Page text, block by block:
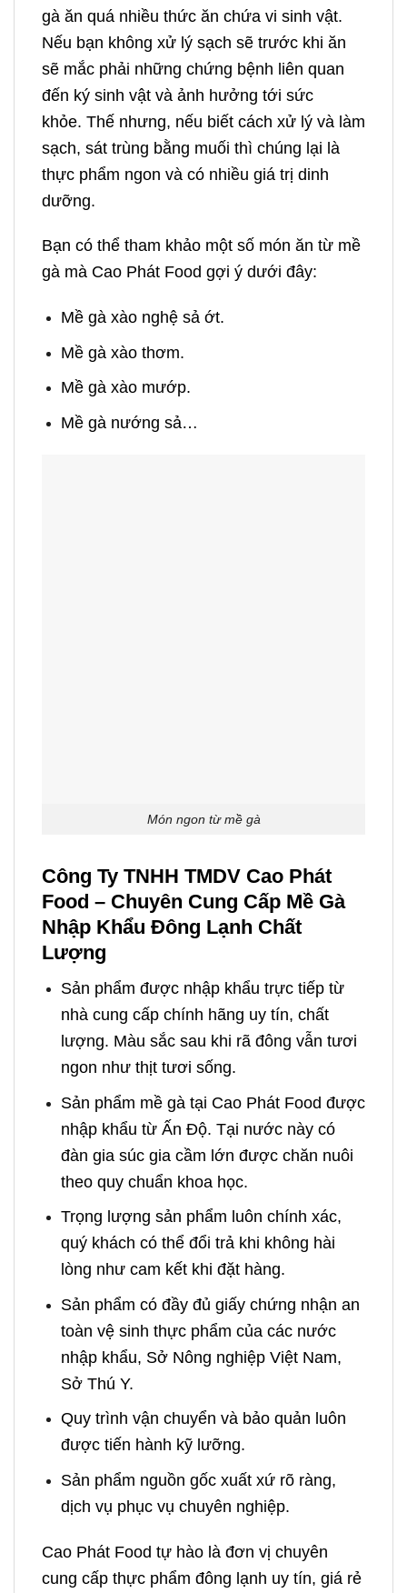
gà ăn quá nhiều thức ăn chứa vi sinh vật.
Nếu bạn không xử lý sạch sẽ trước khi ăn
sẽ mắc phải những chứng bệnh liên quan
đến ký sinh vật và ảnh hưởng tới sức
khỏe. Thế nhưng, nếu biết cách xử lý và làm
sạch, sát trùng bằng muối thì chúng lại là
thực phẩm ngon và có nhiều giá trị dinh
dưỡng.
Bạn có thể tham khảo một số món ăn từ mề
gà mà Cao Phát Food gợi ý dưới đây:
Mề gà xào nghệ sả ớt.
Mề gà xào thơm.
Mề gà xào mướp.
Mề gà nướng sả…
Món ngon từ mề gà
Công Ty TNHH TMDV Cao Phát
Food – Chuyên Cung Cấp Mề Gà
Nhập Khẩu Đông Lạnh Chất
Lượng
Sản phẩm được nhập khẩu trực tiếp từ
nhà cung cấp chính hãng uy tín, chất
lượng. Màu sắc sau khi rã đông vẫn tươi
ngon như thịt tươi sống.
Sản phẩm mề gà tại Cao Phát Food được
nhập khẩu từ Ấn Độ. Tại nước này có
đàn gia súc gia cầm lớn được chăn nuôi
theo quy chuẩn khoa học.
Trọng lượng sản phẩm luôn chính xác,
quý khách có thể đổi trả khi không hài
lòng như cam kết khi đặt hàng.
Sản phẩm có đầy đủ giấy chứng nhận an
toàn vệ sinh thực phẩm của các nước
nhập khẩu, Sở Nông nghiệp Việt Nam,
Sở Thú Y.
Quy trình vận chuyển và bảo quản luôn
được tiến hành kỹ lưỡng.
Sản phẩm nguồn gốc xuất xứ rõ ràng,
dịch vụ phục vụ chuyên nghiệp.
Cao Phát Food tự hào là đơn vị chuyên
cung cấp thực phẩm đông lạnh uy tín, giá rẻ